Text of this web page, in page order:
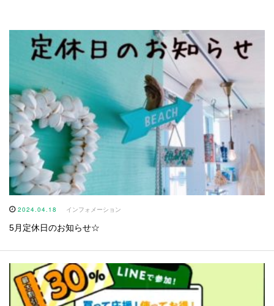
2024.04.18 インフォメーション
5月定休日のお知らせ☆